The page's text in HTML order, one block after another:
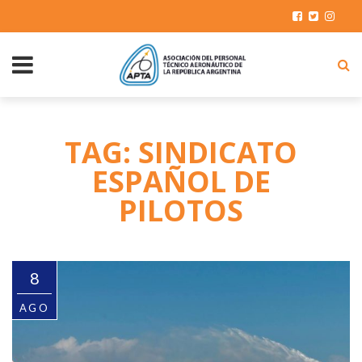
TAG: SINDICATO
ESPAÑOL DE
PILOTOS
8
AGO